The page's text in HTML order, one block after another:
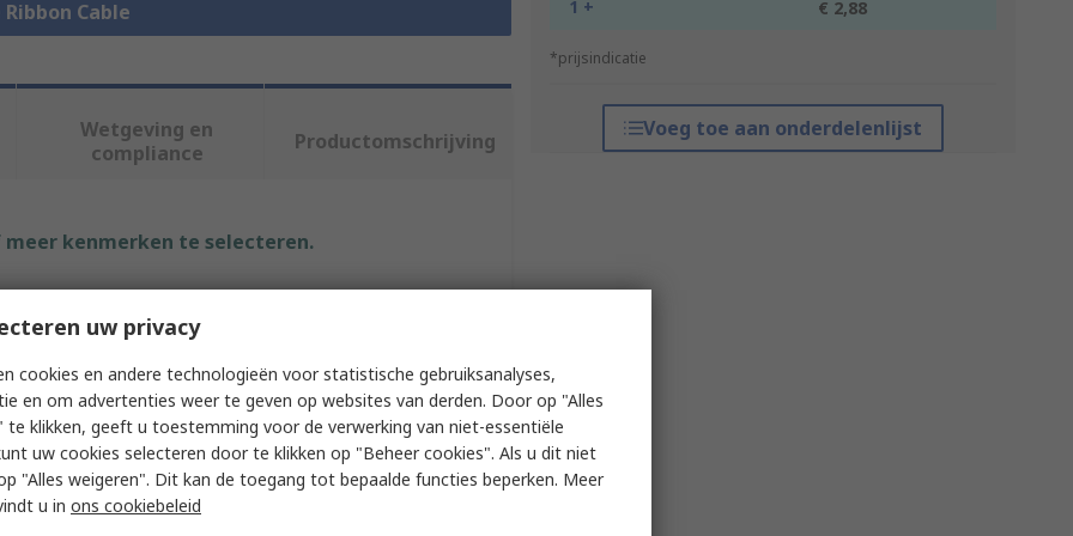
Cable 1 + € 2,88
*prijsindicatie
Voeg toe aan onderdelenlijst
Wetgeving en
compliance
Productomschrijving
kenmerken te selecteren.
Ribbon Cable
0.5mm
uw privacy
cookies en andere technologieën voor statistische gebruiksanalyses,
en om advertenties weer te geven op websites van derden. Door op "Alles
te klikken, geeft u toestemming voor de verwerking van niet-essentiële
uw cookies selecteren door te klikken op "Beheer cookies". Als u dit niet
"Alles weigeren". Dit kan de toegang tot bepaalde functies beperken. Meer
u in ons cookiebeleid